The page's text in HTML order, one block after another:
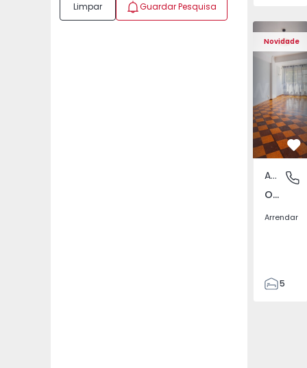
Limpar Guardar Pesquisa
Novidade
Apartamento T5
Olivais,
Apartamento
Olivais, Lisboa
Arrendar
5